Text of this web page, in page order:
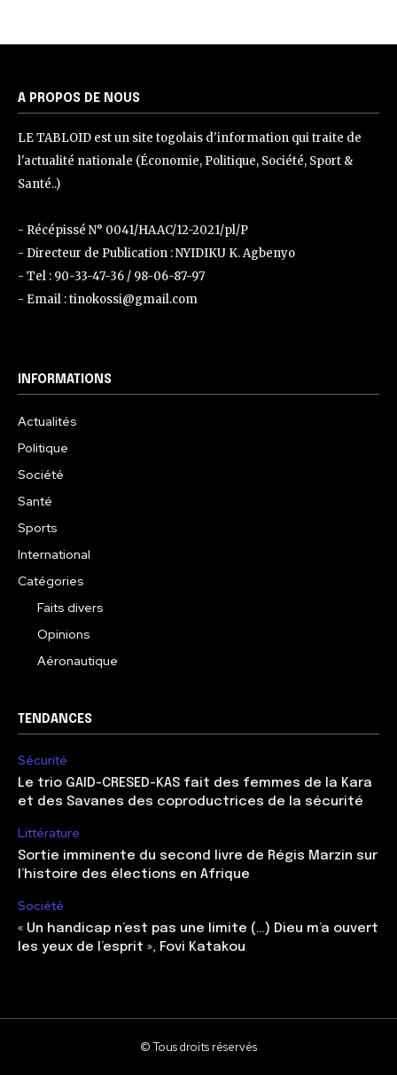
A PROPOS DE NOUS
LE TABLOID est un site togolais d'information qui traite de
l'actualité nationale (Économie, Politique, Société, Sport &
Santé..)
- Récépissé N° 0041/HAAC/12-2021/pl/P
- Directeur de Publication : NYIDIKU K. Agbenyo
- Tel : 90-33-47-36 / 98-06-87-97
- Email : tinokossi@gmail.com
INFORMATIONS
Actualités
Politique
Société
Santé
Sports
International
Catégories
Faits divers
Opinions
Aéronautique
TENDANCES
Sécurité
Le trio GAID-CRESED-KAS fait des femmes de la Kara
et des Savanes des coproductrices de la sécurité
Littérature
Sortie imminente du second livre de Régis Marzin sur
l’histoire des élections en Afrique
Société
« Un handicap n’est pas une limite (…) Dieu m’a ouvert
les yeux de l’esprit », Fovi Katakou
© Tous droits réservés